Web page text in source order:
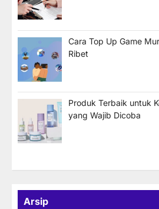
Cara Top Up Game
Ribet
Produk Terbaik untuk
yang Wajib Dicoba
Arsip